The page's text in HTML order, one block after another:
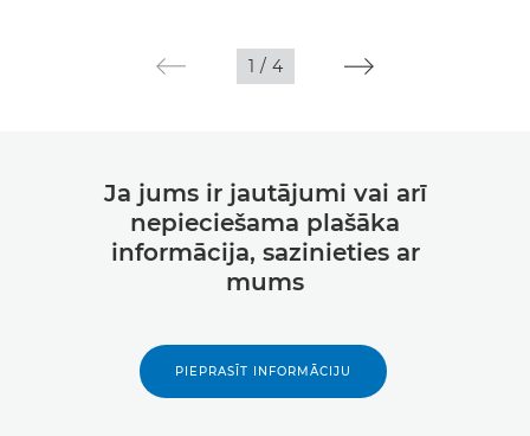
1 / 4
Ja jums ir jautājumi vai arī
nepieciešama plašāka
informācija, sazinieties ar
mums
PIEPRASĪT INFORMĀCIJU